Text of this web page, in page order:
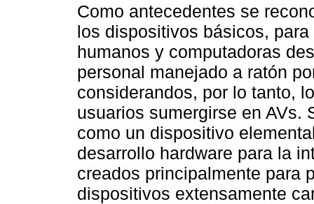
Como antecedentes se
los dispositivos básicos,
humanos y computadoras
personal manejado a ratón
considerandos, por lo tanto,
usuarios sumergirse en AVs.
como un dispositivo
desarrollo hardware para la
creados principalmente para
dispositivos extensamente